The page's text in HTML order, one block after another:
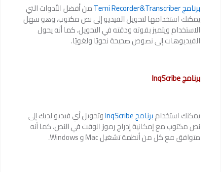
برنامج Temi Recorder&Transcriber من أفضل الأدوات التي
يمكنك استخدامها لتحويل الفيديو إلى نص مكتوب، وهو سهل
الاستخدام ويتميز بقوته ودقته في التحويل، كما أنه يحول
الفيديوهات إلى نصوص صحيحة نحويًا ولغويًا.
برنامج InqScribe
يمكنك استخدامبرنامج InqScribe وتحويل أي فيديو لديك إلى
نص مكتوب مع إمكانية إدراج رموز الوقت في النص، كما أنه
متوافق مع كل من أنظمة تشغيل Mac و Windows.